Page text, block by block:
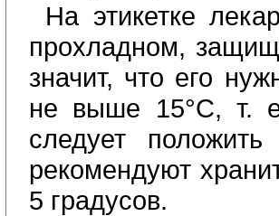
На этикетке
прохладном,
значит, что его
не выше 15°С, т.
следует
рекомендуют
5 градусов.